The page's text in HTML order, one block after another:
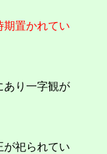
期置かれてい
り一字観が
祀られてい